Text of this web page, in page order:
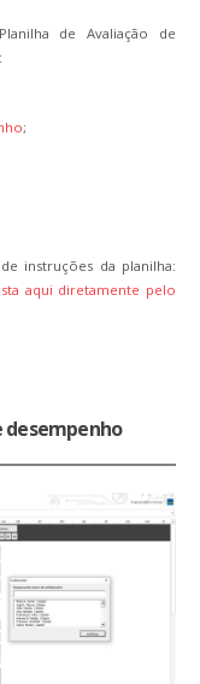
de Avaliação de
;
instruções da planilha:
aqui diretamente pelo
desempenho